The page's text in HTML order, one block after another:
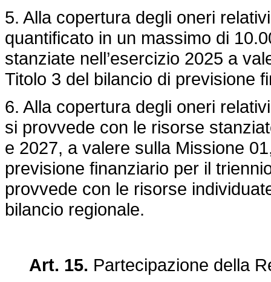
5. Alla copertura degli oneri
quantificato in un massimo di
stanziate nell’esercizio 2025 a
Titolo 3 del bilancio di previsione
6. Alla copertura degli oneri
si provvede con le risorse
e 2027, a valere sulla Missione
previsione finanziario per il
provvede con le risorse
bilancio regionale.
Art. 15. Partecipazione della